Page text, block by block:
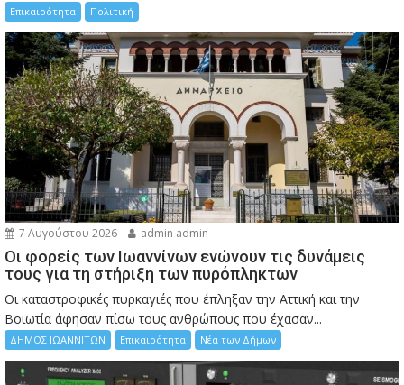
Επικαιρότητα Πολιτική
7 Αυγούστου 2026 admin admin
Οι φορείς των Ιωαννίνων ενώνουν τις δυνάμεις
τους για τη στήριξη των πυρόπληκτων
Οι καταστροφικές πυρκαγιές που έπληξαν την Αττική και την
Bοιωτία άφησαν πίσω τους ανθρώπους που έχασαν...
ΔΗΜΟΣ ΙΩΑΝΝΙΤΩΝ Επικαιρότητα Νέα των Δήμων